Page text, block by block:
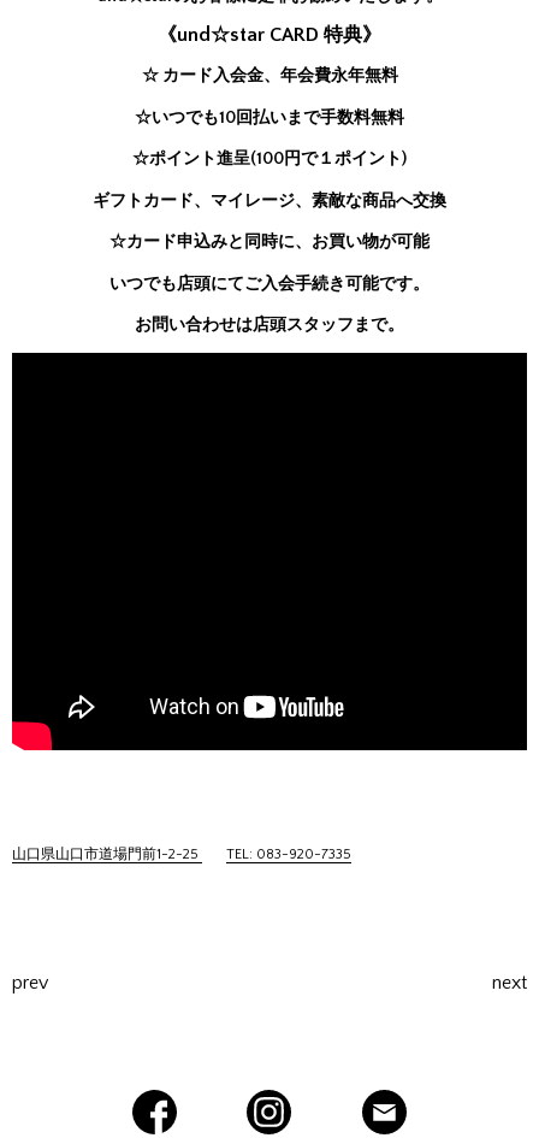
《und☆star CARD 特典》
☆ カード入会金、年会費永年無料
☆いつでも10回払いまで手数料無料
☆ポイント進呈(100円で１ポイント)
ギフトカード、マイレージ、素敵な商品へ交換
☆カード申込みと同時に、お買い物が可能
いつでも店頭にてご入会手続き可能です。
お問い合わせは店頭スタッフまで。
山口県山口市道場門前1-2-25 TEL: 083-920-7335
prev next